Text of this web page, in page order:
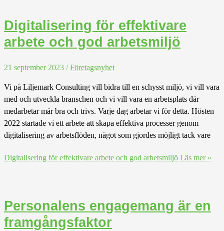
Digitalisering för effektivare
arbete och god arbetsmiljö
21 september 2023 /Företagsnyhet
Vi på Liljemark Consulting vill bidra till en schysst miljö, vi vill vara
med och utveckla branschen och vi vill vara en arbetsplats där
medarbetar mår bra och trivs. Varje dag arbetar vi för detta. Hösten
2022 startade vi ett arbete att skapa effektiva processer genom
digitalisering av arbetsflöden, något som gjordes möjligt tack vare
Digitalisering för effektivare arbete och god arbetsmiljö Läs mer »
Personalens engagemang är en
framgångsfaktor